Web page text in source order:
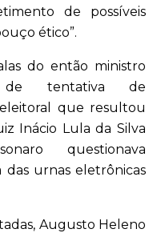
de possíveis
ético”.
do então ministro
de tentativa de
que resultou
Inácio Lula da Silva
questionava
urnas eletrônicas
Augusto Heleno